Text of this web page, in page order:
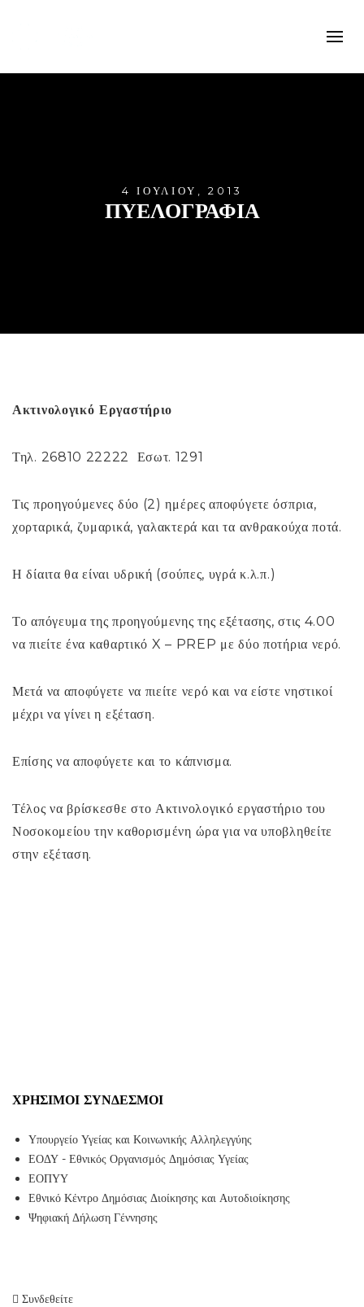
4 ΙΟΥΛΊΟΥ, 2013
ΠΥΕΛΟΓΡΑΦΊΑ
Ακτινολογικό Εργαστήριο
Τηλ. 26810 22222 Εσωτ. 1291
Τις προηγούμενες δύο (2) ημέρες αποφύγετε όσπρια,
χορταρικά, ζυμαρικά, γαλακτερά και τα ανθρακούχα ποτά.
Η δίαιτα θα είναι υδρική (σούπες, υγρά κ.λ.π.)
Το απόγευμα της προηγούμενης της εξέτασης, στις 4.00
να πιείτε ένα καθαρτικό X – PREP με δύο ποτήρια νερό.
Μετά να αποφύγετε να πιείτε νερό και να είστε νηστικοί
μέχρι να γίνει η εξέταση.
Επίσης να αποφύγετε και το κάπνισμα.
Τέλος να βρίσκεσθε στο Ακτινολογικό εργαστήριο του
Νοσοκομείου την καθορισμένη ώρα για να υποβληθείτε
στην εξέταση.
ΧΡΉΣΙΜΟΙ ΣΎΝΔΕΣΜΟΙ
Υπουργείο Υγείας και Κοινωνικής Αλληλεγγύης
ΕΟΔΥ - Εθνικός Οργανισμός Δημόσιας Υγείας
ΕΟΠΥΥ
Εθνικό Κέντρο Δημόσιας Διοίκησης και Αυτοδιοίκησης
Ψηφιακή Δήλωση Γέννησης
Συνδεθείτε